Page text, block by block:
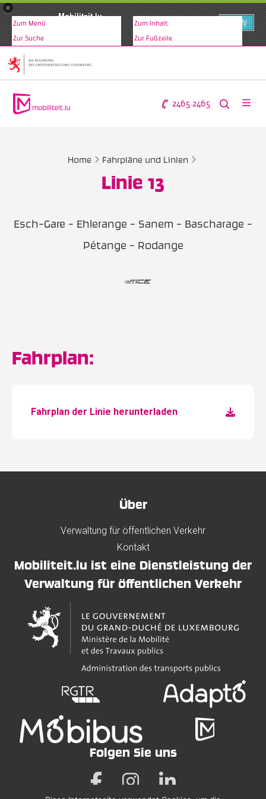
×
Mobiliteit.lu
VIEW
Zum Menü Zum Inhalt
Zur Suche Zur Fußzeile
2465 2465
Home Fahrpläne und Linien
Linie 13
Esch-Gare - Ehlerange - Sanem - Bascharage -
Pétange - Rodange
Fahrplan:
Fahrplan der Linie herunterladen
Über
Verwaltung für öffentlichen Verkehr
Kontakt
Mobiliteit.lu ist eine Dienstleistung der
Verwaltung für öffentlichen Verkehr
Folgen Sie uns